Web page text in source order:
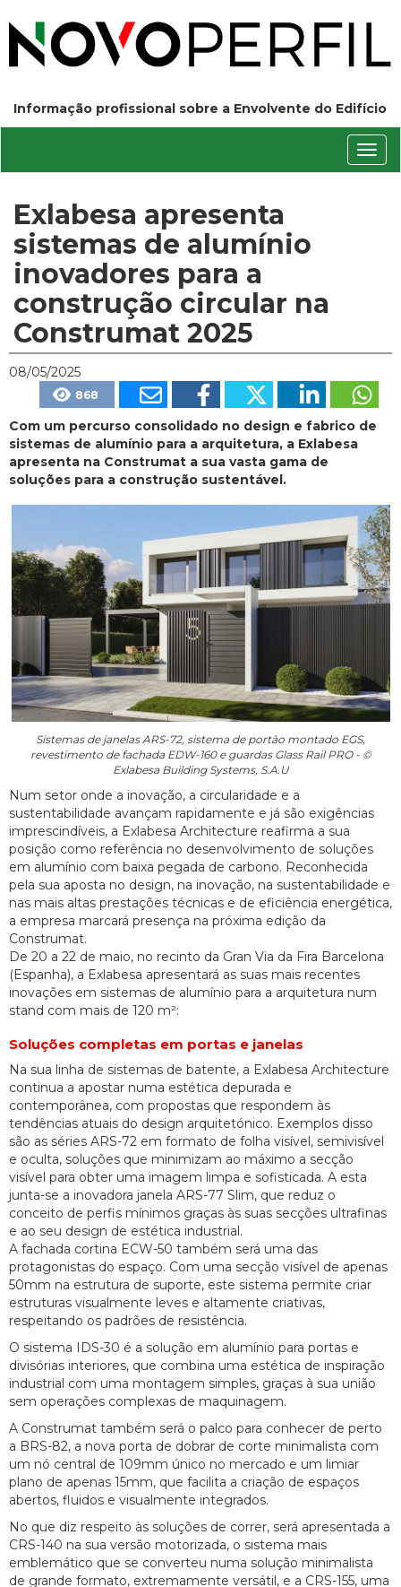
Informação profissional sobre a Envolvente do Edifício
Exlabesa apresenta
sistemas de alumínio
inovadores para a
construção circular na
Construmat 2025
08/05/2025
868
Com um percurso consolidado no design e fabrico de
sistemas de alumínio para a arquitetura, a Exlabesa
apresenta na Construmat a sua vasta gama de
soluções para a construção sustentável.
Sistemas de janelas ARS-72, sistema de portão montado EGS,
revestimento de fachada EDW-160 e guardas Glass Rail PRO - ©
Exlabesa Building Systems, S.A.U
Num setor onde a inovação, a circularidade e a
sustentabilidade avançam rapidamente e já são exigências
imprescindíveis, a Exlabesa Architecture reafirma a sua
posição como referência no desenvolvimento de soluções
em alumínio com baixa pegada de carbono. Reconhecida
pela sua aposta no design, na inovação, na sustentabilidade e
nas mais altas prestações técnicas e de eficiência energética,
a empresa marcará presença na próxima edição da
Construmat.
De 20 a 22 de maio, no recinto da Gran Via da Fira Barcelona
(Espanha), a Exlabesa apresentará as suas mais recentes
inovações em sistemas de alumínio para a arquitetura num
stand com mais de 120 m²:
Soluções completas em portas e janelas
Na sua linha de sistemas de batente, a Exlabesa Architecture
continua a apostar numa estética depurada e
contemporânea, com propostas que respondem às
tendências atuais do design arquitetónico. Exemplos disso
são as séries ARS-72 em formato de folha visível, semivisível
e oculta, soluções que minimizam ao máximo a secção
visível para obter uma imagem limpa e sofisticada. A esta
junta-se a inovadora janela ARS-77 Slim, que reduz o
conceito de perfis mínimos graças às suas secções ultrafinas
e ao seu design de estética industrial.
A fachada cortina ECW-50 também será uma das
protagonistas do espaço. Com uma secção visível de apenas
50mm na estrutura de suporte, este sistema permite criar
estruturas visualmente leves e altamente criativas,
respeitando os padrões de resistência.
O sistema IDS-30 é a solução em alumínio para portas e
divisórias interiores, que combina uma estética de inspiração
industrial com uma montagem simples, graças à sua união
sem operações complexas de maquinagem.
A Construmat também será o palco para conhecer de perto
a BRS-82, a nova porta de dobrar de corte minimalista com
um nó central de 109mm único no mercado e um limiar
plano de apenas 15mm, que facilita a criação de espaços
abertos, fluidos e visualmente integrados.
No que diz respeito às soluções de correr, será apresentada a
CRS-140 na sua versão motorizada, o sistema mais
emblemático que se converteu numa solução minimalista
de grande formato, extremamente versátil, e a CRS-155, uma